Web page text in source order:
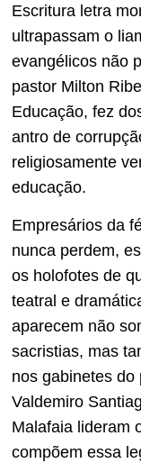
Escritura letra
ultrapassam o
evangélicos não
pastor Milton
Educação, fez
antro de
religiosamente
educação.
Empresários da
nunca perdem,
os holofotes de
teatral e
aparecem não
sacristias, mas
nos gabinetes do
Valdemiro
Malafaia lideram
compõem essa